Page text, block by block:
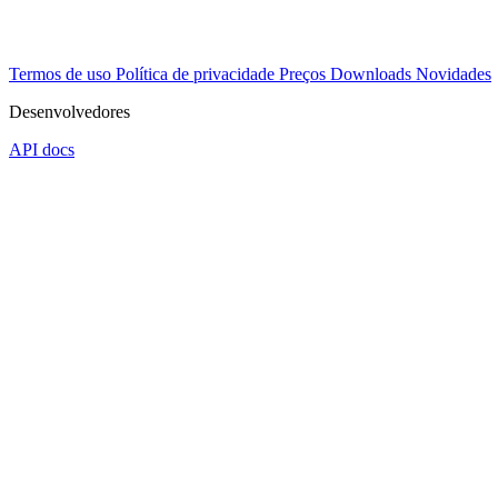
Termos de uso Política de privacidade Preços Downloads Novidades
Desenvolvedores
API docs